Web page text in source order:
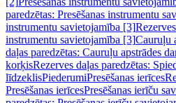
paredzētas: Presēšanas instrumentu
instrumentu savietojamība [3]
instrumentu savietojamība [3]Cauruļu
daļas paredzētas: Cauruļu apstrādes
korķisRezerves daļas paredzētas:
līdzeklisPiederumiPresēšanas ierīces
Presēšanas ierīcesPresēšanas ierīču